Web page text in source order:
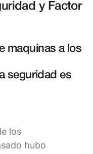
y Factor
maquinas a los
seguridad es
los
hubo